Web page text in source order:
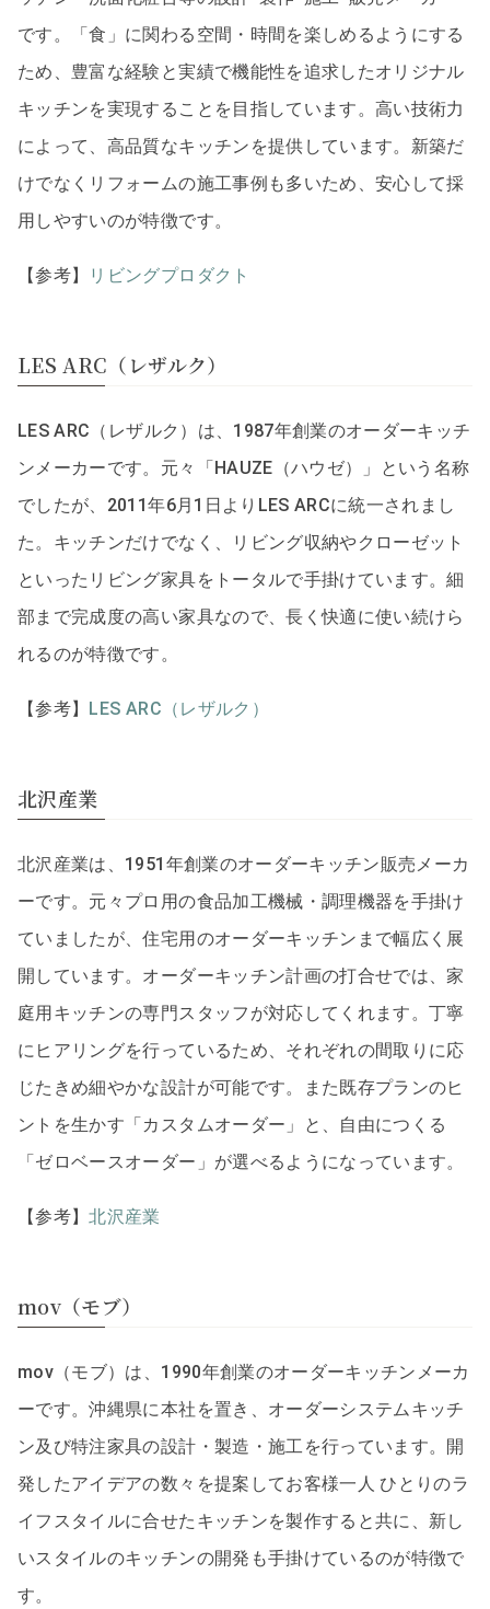
です。「食」に関わる空間・時間を楽しめるようにする
ため、豊富な経験と実績で機能性を追求したオリジナル
キッチンを実現することを目指しています。高い技術力
によって、高品質なキッチンを提供しています。新築だ
けでなくリフォームの施工事例も多いため、安心して採
用しやすいのが特徴です。
【参考】 リビングプロダクト
LES ARC（レザルク）
LES ARC（レザルク）は、1987年創業のオーダーキッチ
ンメーカーです。元々「HAUZE（ハウゼ）」という名称
でしたが、2011年6月1日よりLES ARCに統一されまし
た。キッチンだけでなく、リビング収納やクローゼット
といったリビング家具をトータルで手掛けています。細
部まで完成度の高い家具なので、長く快適に使い続けら
れるのが特徴です。
【参考】 LES ARC（レザルク）
北沢産業
北沢産業は、1951年創業のオーダーキッチン販売メーカ
ーです。元々プロ用の食品加工機械・調理機器を手掛け
ていましたが、住宅用のオーダーキッチンまで幅広く展
開しています。オーダーキッチン計画の打合せでは、家
庭用キッチンの専門スタッフが対応してくれます。丁寧
にヒアリングを行っているため、それぞれの間取りに応
じたきめ細やかな設計が可能です。また既存プランのヒ
ントを生かす「カスタムオーダー」と、自由につくる
「ゼロベースオーダー」が選べるようになっています。
【参考】北沢産業
mov（モブ）
mov（モブ）は、1990年創業のオーダーキッチンメーカ
ーです。沖縄県に本社を置き、オーダーシステムキッチ
ン及び特注家具の設計・製造・施工を行っています。開
発したアイデアの数々を提案してお客様一人 ひとりのラ
イフスタイルに合せたキッチンを製作すると共に、新し
いスタイルのキッチンの開発も手掛けているのが特徴で
す。